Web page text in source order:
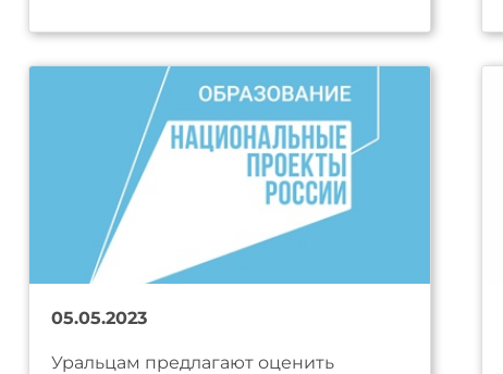
05.05.2023
Уральцам предлагают оценить